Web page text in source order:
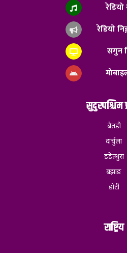
रेडियो
सगुन
सुदुरपश्चिम
बैतडी
दार्चुला
डडेल्धुरा
बझाङ
डोटी
राष्ट्रिय